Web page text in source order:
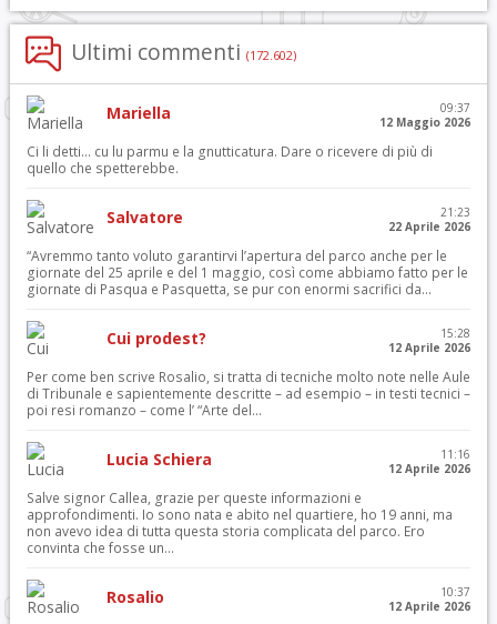
Ultimi commenti (172.602)
Mariella
09:37
12 Maggio 2026
Ci li detti… cu lu parmu e la gnutticatura. Dare o ricevere di più di
quello che spetterebbe.
Salvatore
21:23
22 Aprile 2026
“Avremmo tanto voluto garantirvi l’apertura del parco anche per le
giornate del 25 aprile e del 1 maggio, così come abbiamo fatto per le
giornate di Pasqua e Pasquetta, se pur con enormi sacrifici da...
Cui prodest?
15:28
12 Aprile 2026
Per come ben scrive Rosalio, si tratta di tecniche molto note nelle Aule
di Tribunale e sapientemente descritte – ad esempio – in testi tecnici –
poi resi romanzo – come l’ “Arte del...
Lucia Schiera
11:16
12 Aprile 2026
Salve signor Callea, grazie per queste informazioni e
approfondimenti. Io sono nata e abito nel quartiere, ho 19 anni, ma
non avevo idea di tutta questa storia complicata del parco. Ero
convinta che fosse un...
Rosalio
10:37
12 Aprile 2026